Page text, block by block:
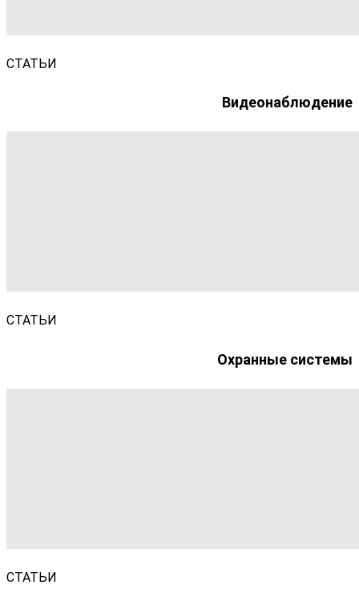
СТАТЬИ
Видеонаблюдение
СТАТЬИ
Охранные системы
СТАТЬИ